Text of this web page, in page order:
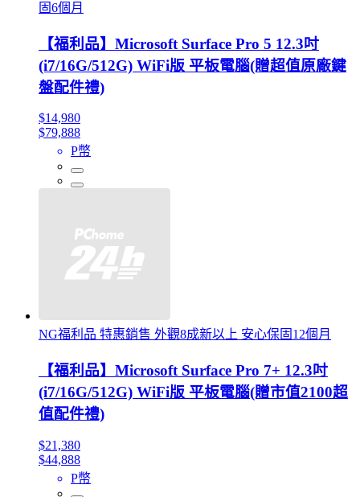
固6個月
【福利品】Microsoft Surface Pro 5 12.3吋
(i7/16G/512G) WiFi版 平板電腦(贈超值原廠鍵
盤配件禮)
$14,980
$79,888
P幣
NG福利品 特惠銷售 外觀8成新以上 安心保固12個月
【福利品】Microsoft Surface Pro 7+ 12.3吋
(i7/16G/512G) WiFi版 平板電腦(贈市值2100超
值配件禮)
$21,380
$44,888
P幣